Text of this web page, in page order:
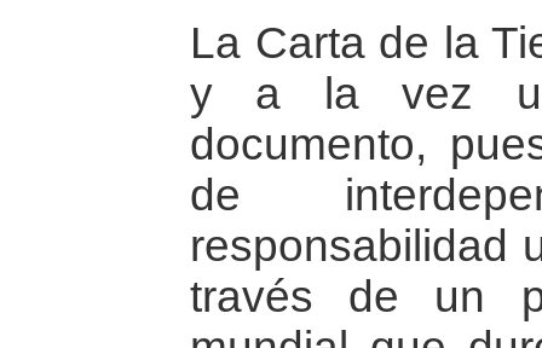
La Carta de la
y a la vez
documento,
de
responsabilidad
través de un